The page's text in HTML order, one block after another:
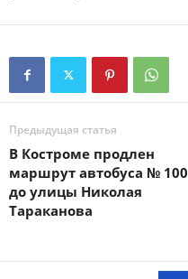
Предыдущая статья
В Костроме продлен
маршрут автобуса № 100
до улицы Николая
Тараканова